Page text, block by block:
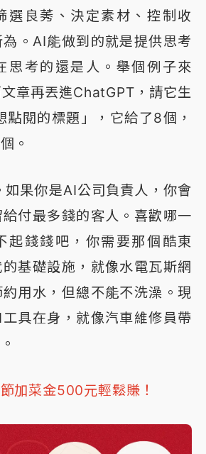
選良莠、決定素材、控制收
。AI能做到的就是提供思考
思考的還是人。舉個例子來
章再丟進ChatGPT，請它生
點閱的標題」，它給了8個，
。
如果你是AI公司負責人，你會
付最多錢的客人。喜歡哪一
起錢錢吧，你需要那個酷東
基礎設施，就像水電瓦斯網
用水，但總不能不洗澡。現
具在身，就像汽車維修員帶
加菜金500元輕鬆賺！